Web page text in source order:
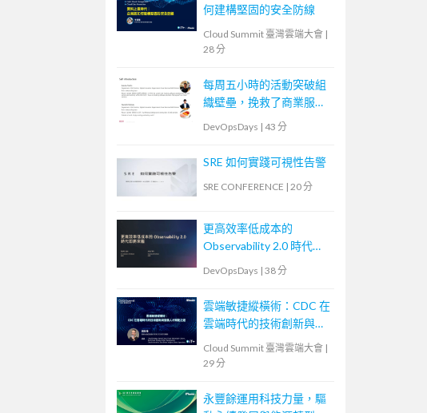
何建構堅固的安全防線
Cloud Summit 臺灣雲端大會 |
28 分
每周五小時的活動突破組
織壁壘，挽救了商業服務
DevOpsDays | 43 分
SRE 如何實踐可視性告警
SRE CONFERENCE | 20 分
更高效率低成本的
Observability 2.0 時代即
DevOpsDays | 38 分
雲端敏捷縱橫術：CDC 在
雲端時代的技術創新與發
展人才賦能之道
Cloud Summit 臺灣雲端大會 |
29 分
永豐餘運用科技力量，驅